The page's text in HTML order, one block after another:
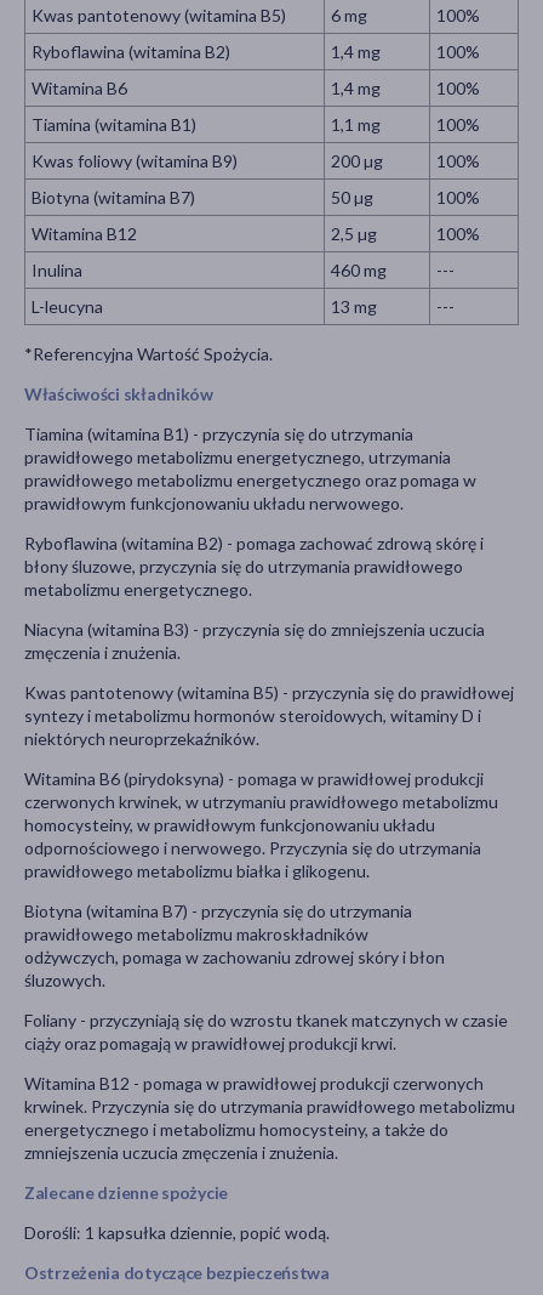
Kwas pantotenowy (witamina B5) 6 mg
100%
Ryboflawina (witamina B2)
1,4 mg
100%
Witamina B6
1,4 mg
100%
Tiamina (witamina B1)
1,1 mg
100%
Kwas foliowy (witamina B9)
200 µg
100%
Biotyna (witamina B7)
50 µg
100%
Witamina B12
2,5 µg
100%
Inulina
460 mg
---
L-leucyna
13 mg ---
*Referencyjna Wartość Spożycia.
Właściwości składników
Tiamina (witamina B1) - przyczynia się do utrzymania
prawidłowego metabolizmu energetycznego, utrzymania
prawidłowego metabolizmu energetycznego oraz pomaga w
prawidłowym funkcjonowaniu układu nerwowego.
Ryboflawina (witamina B2) - pomaga zachować zdrową skórę i
błony śluzowe, przyczynia się do utrzymania prawidłowego
metabolizmu energetycznego.
Niacyna (witamina B3) - przyczynia się do zmniejszenia uczucia
zmęczenia i znużenia.
Kwas pantotenowy (witamina B5) - przyczynia się do prawidłowej
syntezy i metabolizmu hormonów steroidowych, witaminy D i
niektórych neuroprzekaźników.
Witamina B6 (pirydoksyna) - pomaga w prawidłowej produkcji
czerwonych krwinek, w utrzymaniu prawidłowego metabolizmu
homocysteiny, w prawidłowym funkcjonowaniu układu
odpornościowego i nerwowego. Przyczynia się do utrzymania
prawidłowego metabolizmu białka i glikogenu.
Biotyna (witamina B7) - przyczynia się do utrzymania
prawidłowego metabolizmu makroskładników
odżywczych, pomaga w zachowaniu zdrowej skóry i błon
śluzowych.
Foliany - przyczyniają się do wzrostu tkanek matczynych w czasie
ciąży oraz pomagają w prawidłowej produkcji krwi.
Witamina B12 - pomaga w prawidłowej produkcji czerwonych
krwinek. Przyczynia się do utrzymania prawidłowego metabolizmu
energetycznego i metabolizmu homocysteiny, a także do
zmniejszenia uczucia zmęczenia i znużenia.
Zalecane dzienne spożycie
Dorośli: 1 kapsułka dziennie, popić wodą.
Ostrzeżenia dotyczące bezpieczeństwa